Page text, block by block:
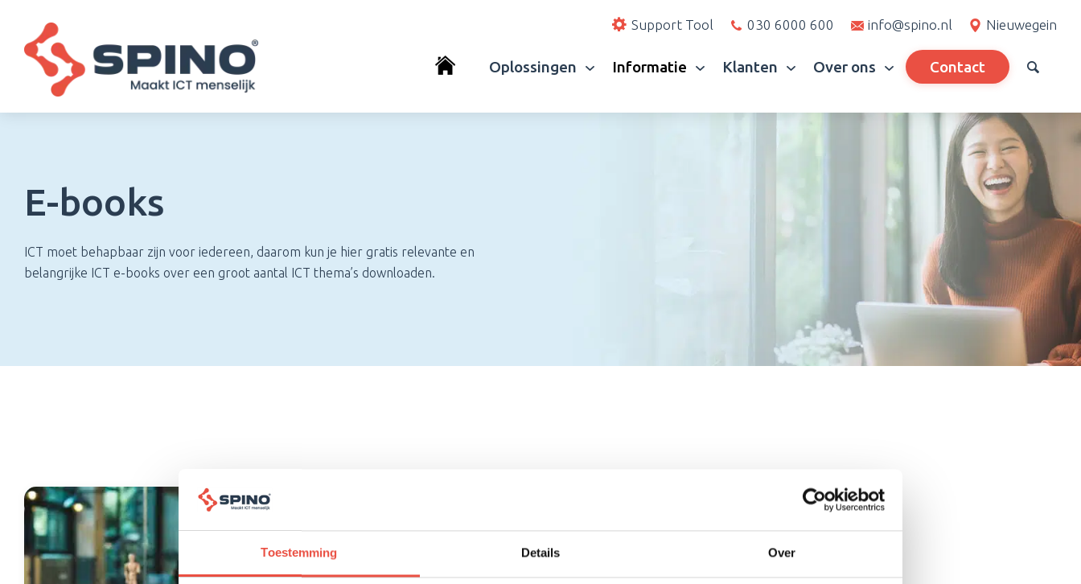
Toestemming Details Over
Support Tool 030 6000 600 info@spino.nl Nieuwegein
Oplossingen Informatie Klanten Over ons Contact
E-books
ICT moet behapbaar zijn voor iedereen, daarom kun je hier gratis relevante en
belangrijke ICT e-books over een groot aantal ICT thema’s downloaden.